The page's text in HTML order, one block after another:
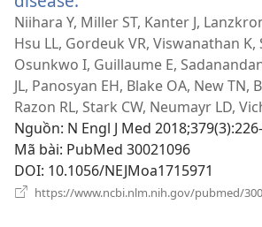
cửa
sổ
mới)
Niihara Y, Miller ST, Kanter J,
Hsu LL, Gordeuk VR, Viswanathan K,
Osunkwo I, Guillaume E,
JL, Panosyan EH, Blake OA, New TN,
Razon RL, Stark CW, Neumayr LD,
Nguồn‎: N Engl J Med
Mã bài‎: PubMed 30021096
DOI‎: 10.1056/NEJMoa1715971
https://www.ncbi.nlm.nih.gov/pubmed/